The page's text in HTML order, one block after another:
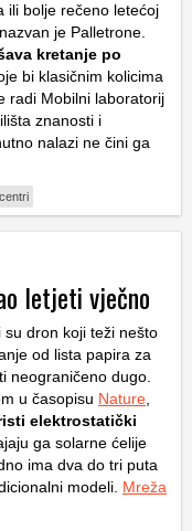
ili bolje rečeno letećoj
je Palletrone.
kretanje po
bi klasičnim kolicima
radi Mobilni laboratorij
znanosti i
nalazi ne čini ga
letjeti vječno
su dron koji teži nešto
od lista papira za
neograničeno dugo.
u časopisu Nature
elektrostatički
ga solarne ćelije
ima dva do tri puta
modeli. Mreža